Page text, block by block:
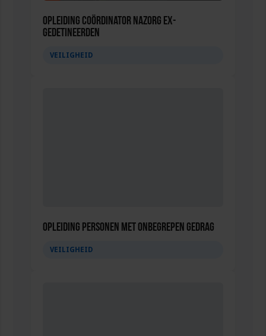
Opleiding Coördinator nazorg ex-
gedetineerden
VEILIGHEID
Opleiding Personen met onbegrepen gedrag
VEILIGHEID